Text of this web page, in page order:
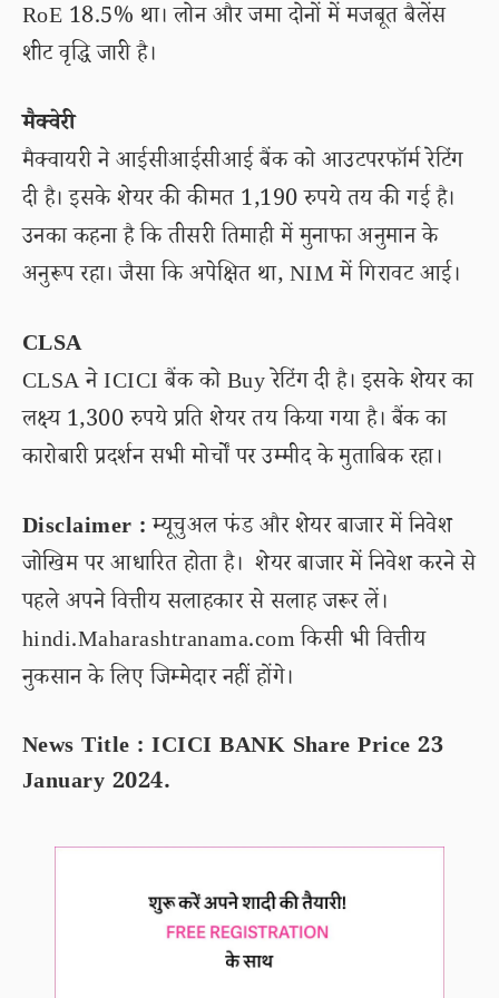
RoE 18.5% था। लोन और जमा दोनों में मजबूत बैलेंस
शीट वृद्धि जारी है।
मैक्वेरी
मैक्वायरी ने आईसीआईसीआई बैंक को आउटपरफॉर्म रेटिंग
दी है। इसके शेयर की कीमत 1,190 रुपये तय की गई है।
उनका कहना है कि तीसरी तिमाही में मुनाफा अनुमान के
अनुरूप रहा। जैसा कि अपेक्षित था, NIM में गिरावट आई।
CLSA
CLSA ने ICICI बैंक को Buy रेटिंग दी है। इसके शेयर का
लक्ष्य 1,300 रुपये प्रति शेयर तय किया गया है। बैंक का
कारोबारी प्रदर्शन सभी मोर्चों पर उम्मीद के मुताबिक रहा।
Disclaimer :म्यूचुअल फंड और शेयर बाजार में निवेश
जोखिम पर आधारित होता है। शेयर बाजार में निवेश करने से
पहले अपने वित्तीय सलाहकार से सलाह जरूर लें।
hindi.Maharashtranama.com किसी भी वित्तीय
नुकसान के लिए जिम्मेदार नहीं होंगे।
News Title : ICICI BANK Share Price 23
January 2024.